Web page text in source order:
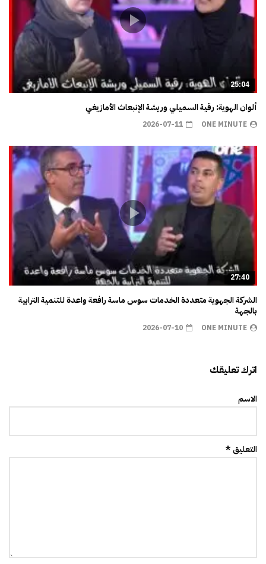
25:04
ألوان الهوية: رقية السميلي وريشة الإنبعاث الأمازيغي
ONE MINUTE
2026-07-11
27:40
الشركة الجهوية متعددة الخدمات سوس ماسة رافعة واعدة للتنمية الترابية
بالجهة
ONE MINUTE
2026-07-10
اترك تعليقك
الاسم
التعليق *